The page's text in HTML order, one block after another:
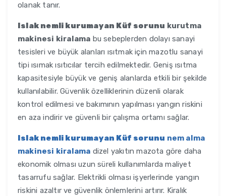
olanak tanır.
Islak nemli kurumayan Küf sorunu kurutma
makinesi kiralama bu sebeplerden dolayı sanayi
tesisleri ve büyük alanları ısıtmak için mazotlu sanayi
tipi ısımak ısıtıcılar tercih edilmektedir. Geniş ısıtma
kapasitesiyle büyük ve geniş alanlarda etkili bir şekilde
kullanılabilir. Güvenlik özelliklerinin düzenli olarak
kontrol edilmesi ve bakımının yapılması yangın riskini
en aza indirir ve güvenli bir çalışma ortamı sağlar.
Islak nemli kurumayan Küf sorunu nem alma
makinesi kiralama dizel yakıtın mazota göre daha
ekonomik olması uzun süreli kullanımlarda maliyet
tasarrufu sağlar. Elektrikli olması işyerlerinde yangın
riskini azaltır ve güvenlik önlemlerini artırır. Kiralık